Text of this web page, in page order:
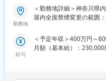
残業については配属先に
時間は20時間程度になり
り、プライベートのお時
各プロジェクトには担当
どを通じて安心かつ安定
■業務内容：
ョン業務をお任せするこ
勤務地
＜勤務地詳細＞神奈川県
屋内全面禁煙変更の範囲
給与
＜予定年収＞400万円～
月額（基本給）：